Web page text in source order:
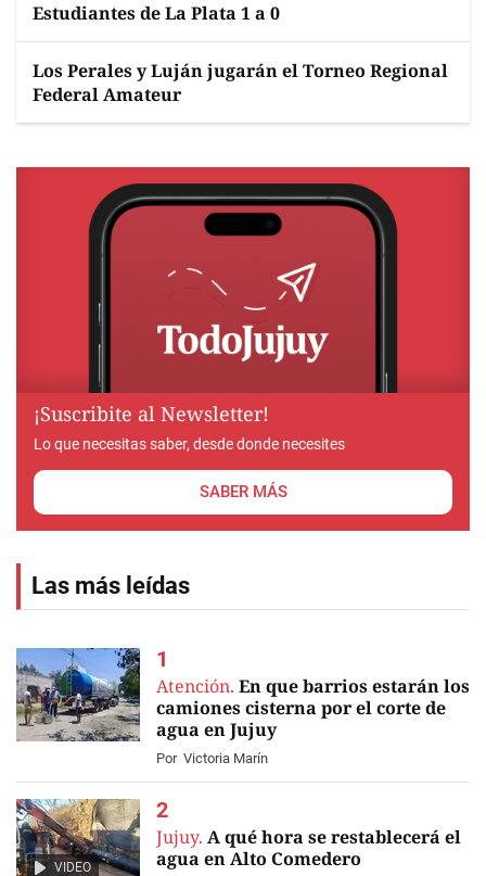
Estudiantes de La Plata 1 a 0
Los Perales y Luján jugarán el Torneo Regional
Federal Amateur
¡Suscribite al Newsletter!
Lo que necesitas saber, desde donde necesites
SABER MÁS
Las más leídas
Atención. En que barrios estarán los
camiones cisterna por el corte de
agua en Jujuy
Por Victoria Marín
VIDEO
Jujuy. A qué hora se restablecerá el
agua en Alto Comedero